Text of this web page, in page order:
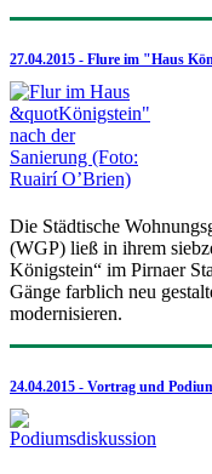
27.04.2015 - Flure im "Haus
Die Städtische
(WGP) ließ in ihrem
Königstein“ im Pirnaer
Gänge farblich neu
modernisieren.
24.04.2015 - Vortrag und